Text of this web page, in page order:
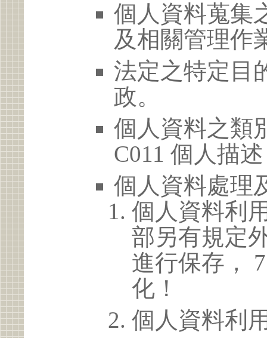
個人資料蒐集
及相關管理作
法定之特定目
政。
個人資料之類
C011 個人描述
個人資料處理
個人資料利
部另有規定
進行保存，
化！
個人資料利